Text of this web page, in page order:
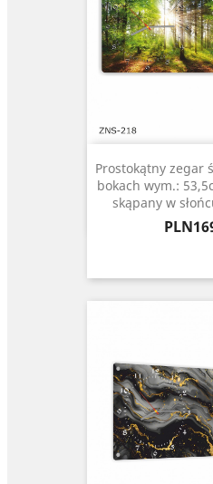
Prostokątny zegar
bokach wym.:
skąpany w
Price